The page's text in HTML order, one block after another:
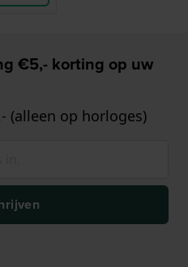
€5,- korting op uw
(alleen op horloges)